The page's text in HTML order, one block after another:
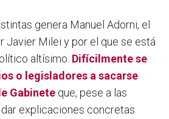
genera Manuel Adorni, el
Javier Milei y por el que se está
altísimo. Difícilmente se
o legisladores a sacarse
Gabinete que, pese a las
explicaciones concretas